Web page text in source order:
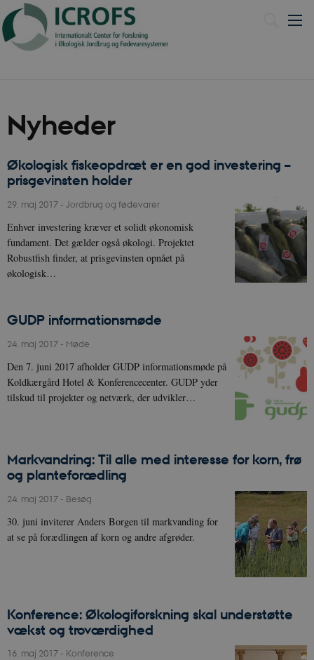
Nyheder
Økologisk fiskeopdræt er en god investering –
prisgevinsten holder
29. maj 2017 - Jordbrug og fødevarer
Enhver investering kræver et solidt økonomisk
fundament. Det gælder også økologi. Projektet
Robustfish finder, at prisgevinsten opnået på
økologisk…
GUDP informationsmøde
24. maj 2017 - Møde
Den 7. juni 2017 afholder GUDP informationsmøde på
Koldkærgård Hotel & Konferencecenter. GUDP yder
tilskud til projekter og netværk, der udvikler…
Markvandring: Til alle med interesse for korn, frø
og planteforædling
24. maj 2017 - Besøg
30. juni inviterer Anders Borgen til markvanding for
at se på forædlingen af korn og andre afgrøder.
Konference: Økologiforskning skal understøtte
vækst og troværdighed
16. maj 2017 - Konference